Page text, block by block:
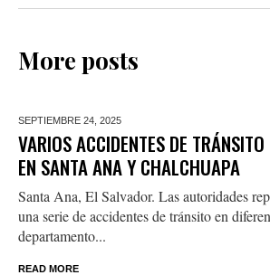
More posts
SEPTIEMBRE 24, 2025
VARIOS ACCIDENTES DE
EN SANTA ANA Y CHALCHUAPA
Santa Ana, El Salvador. Las autoridades
una serie de accidentes de tránsito en
departamento...
READ MORE